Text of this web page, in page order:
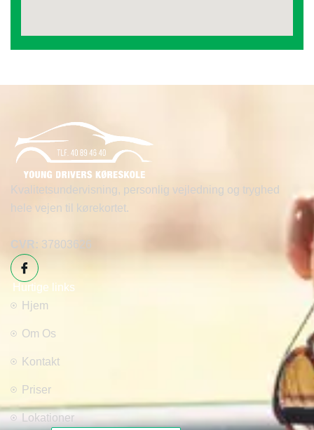
Kvalitetsundervisning, personlig vejledning og tryghed
hele vejen til kørekortet.
CVR: 37803626
Hurtige links
Hjem
Om Os
Kontakt
Priser
Lokationer